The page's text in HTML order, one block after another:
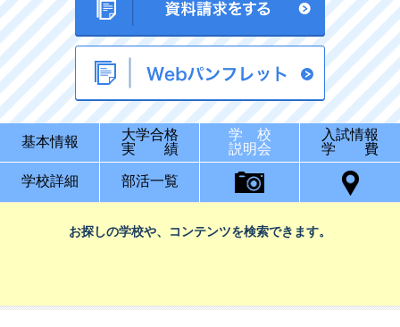
基本情報
大学合格
実 績
学 校
説明会
入試情報
学 費
学校詳細 部活一覧
お探しの学校や、コンテンツを検索できます。